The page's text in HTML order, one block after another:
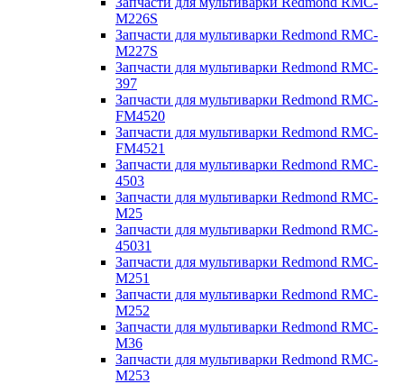
M226S
Запчасти для мультиварки Redmond RMC-
M227S
Запчасти для мультиварки Redmond RMC-
397
Запчасти для мультиварки Redmond RMC-
FM4520
Запчасти для мультиварки Redmond RMC-
FM4521
Запчасти для мультиварки Redmond RMC-
4503
Запчасти для мультиварки Redmond RMC-
M25
Запчасти для мультиварки Redmond RMC-
45031
Запчасти для мультиварки Redmond RMC-
M251
Запчасти для мультиварки Redmond RMC-
M252
Запчасти для мультиварки Redmond RMC-
M36
Запчасти для мультиварки Redmond RMC-
M253